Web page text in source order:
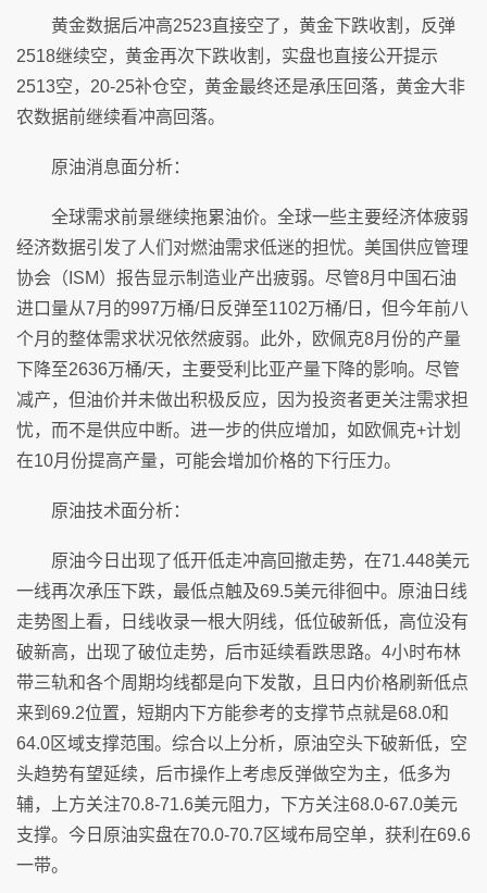
黄金数据后冲高2523直接空了，黄金下跌收割，反弹
2518继续空，黄金再次下跌收割，实盘也直接公开提示
2513空，20-25补仓空，黄金最终还是承压回落，黄金大非
农数据前继续看冲高回落。
原油消息面分析：
全球需求前景继续拖累油价。全球一些主要经济体疲弱
经济数据引发了人们对燃油需求低迷的担忧。美国供应管理
协会（ISM）报告显示制造业产出疲弱。尽管8月中国石油
进口量从7月的997万桶/日反弹至1102万桶/日，但今年前八
个月的整体需求状况依然疲弱。此外，欧佩克8月份的产量
下降至2636万桶/天，主要受利比亚产量下降的影响。尽管
减产，但油价并未做出积极反应，因为投资者更关注需求担
忧，而不是供应中断。进一步的供应增加，如欧佩克+计划
在10月份提高产量，可能会增加价格的下行压力。
原油技术面分析：
原油今日出现了低开低走冲高回撤走势，在71.448美元
一线再次承压下跌，最低点触及69.5美元徘徊中。原油日线
走势图上看，日线收录一根大阴线，低位破新低，高位没有
破新高，出现了破位走势，后市延续看跌思路。4小时布林
带三轨和各个周期均线都是向下发散，且日内价格刷新低点
来到69.2位置，短期内下方能参考的支撑节点就是68.0和
64.0区域支撑范围。综合以上分析，原油空头下破新低，空
头趋势有望延续，后市操作上考虑反弹做空为主，低多为
辅，上方关注70.8-71.6美元阻力，下方关注68.0-67.0美元
支撑。今日原油实盘在70.0-70.7区域布局空单，获利在69.6
一带。